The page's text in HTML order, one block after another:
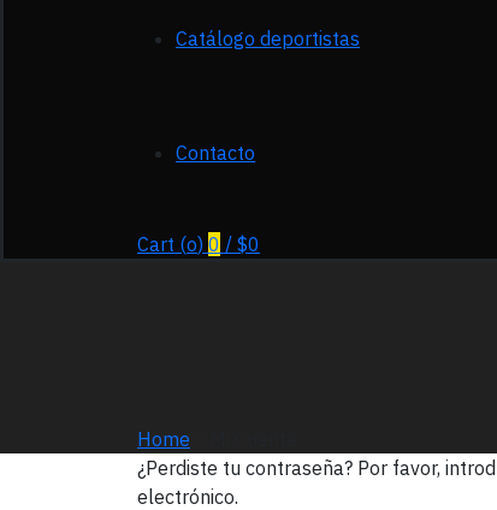
Catálogo deportistas
Contacto
Cart (o) 0 / $0
Home
¿Perdiste tu contraseña? Por favor,
electrónico.